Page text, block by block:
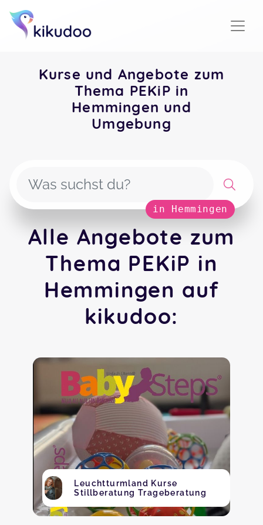
Kurse und Angebote zum
Thema PEKiP in
Hemmingen und
Umgebung
in Hemmingen
Alle Angebote zum
Thema PEKiP in
Hemmingen auf
kikudoo:
Leuchtturmland Kurse
Stillberatung Trageberatung